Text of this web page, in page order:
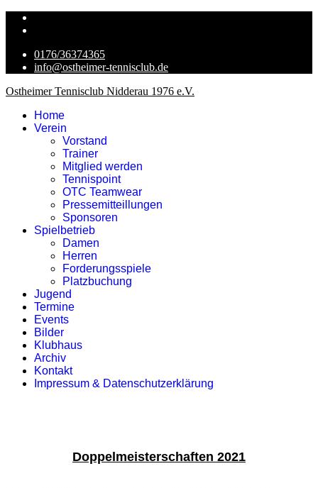
0176/36374365
info@ostheimer-tennisclub.de
Ostheimer Tennisclub Nidderau 1976 e.V.
Home
Verein
Vorstand
Trainer
Mitglied werden
Tennispoint
OTC Teamwear
Pressemitteillungen
Sponsoren
Spielbetrieb
Damen
Herren
Forderungsspiele
Platzbuchung
Jugend
Termine
Events
Bilder
Klubhaus
Archiv
Kontakt
Impressum & Datenschutzerklärung
Doppelmeisterschaften 2021